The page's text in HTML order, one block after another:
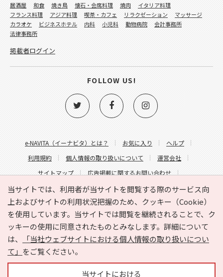
当サイトでは、利用者が当サイトを閲覧する際のサービス向
上およびサイトの利用状況把握のため、クッキー（Cookie）
を使用しています。当サイトでは閲覧を継続されることで、ク
ッキーの使用に同意されたものとみなします。詳細について
は、
「当社ウェブサイトにおける個人情報の取り扱いについ
て」 をご覧ください。
当サイトにおける
e-NAVITA（イーナビタ）とは？ お気に入り
ヘルプ
利用規約
個人情報の取り扱いについて
運営会社
サイトマップ
広告掲載に関するお問い合わせ
サイトの内容に関するお問い合わせ
居酒屋 和食 焼き鳥 懐石・会席料理 焼肉
イタリア料理
フランス料理
アジア料理 喫茶・カフェ リラクゼーション
マッサージ
カラオケ
ビジネスホテル 内科 小児科 動物病院
会計事務所
法律事務所
掲載者ログイン
FOLLOW US!
Copyright © HYOJITO.Co.,Ltd. All Rights Reserved.